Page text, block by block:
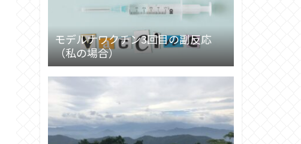
モデルナワクチン3回目の副反応
（私の場合）